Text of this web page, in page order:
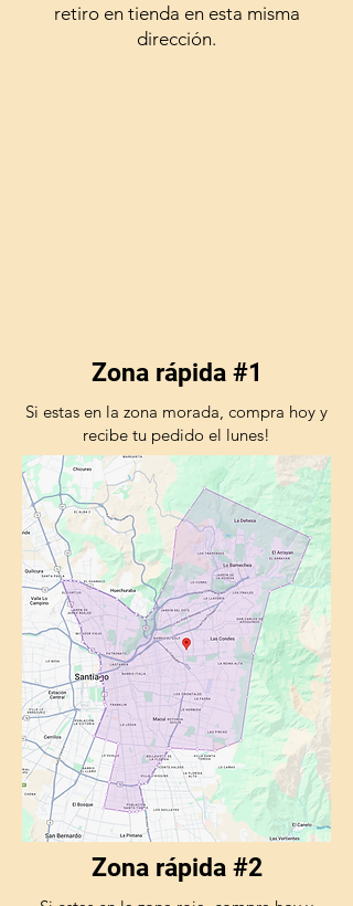
retiro en tienda en esta misma
dirección.
Zona rápida #1
Si estas en la zona morada, compra hoy y
recibe tu pedido el lunes!
Zona rápida #2